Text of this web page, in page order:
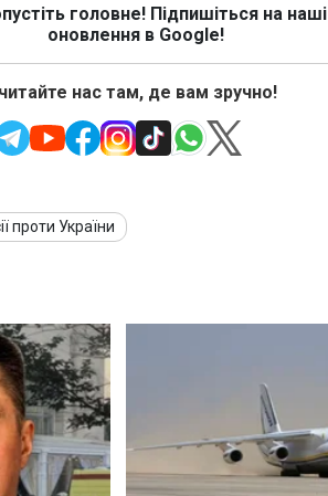
головне! Підпишіться на наші
оновлення в Google!
нас там, де вам зручно!
проти України